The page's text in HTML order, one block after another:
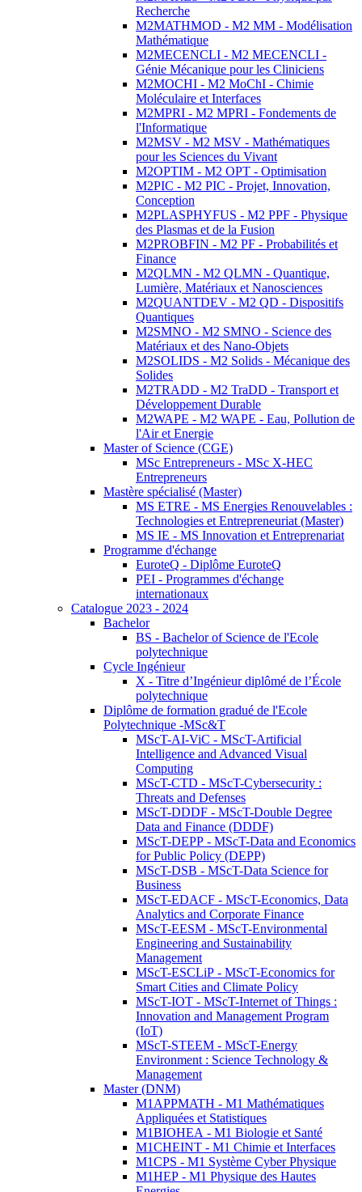
Recherche
M2MATHMOD - M2 MM - Modélisation
Mathématique
M2MECENCLI - M2 MECENCLI -
Génie Mécanique pour les Cliniciens
M2MOCHI - M2 MoChI - Chimie
Moléculaire et Interfaces
M2MPRI - M2 MPRI - Fondements de
l'Informatique
M2MSV - M2 MSV - Mathématiques
pour les Sciences du Vivant
M2OPTIM - M2 OPT - Optimisation
M2PIC - M2 PIC - Projet, Innovation,
Conception
M2PLASPHYFUS - M2 PPF - Physique
des Plasmas et de la Fusion
M2PROBFIN - M2 PF - Probabilités et
Finance
M2QLMN - M2 QLMN - Quantique,
Lumière, Matériaux et Nanosciences
M2QUANTDEV - M2 QD - Dispositifs
Quantiques
M2SMNO - M2 SMNO - Science des
Matériaux et des Nano-Objets
M2SOLIDS - M2 Solids - Mécanique des
Solides
M2TRADD - M2 TraDD - Transport et
Développement Durable
M2WAPE - M2 WAPE - Eau, Pollution de
l'Air et Energie
Master of Science (CGE)
MSc Entrepreneurs - MSc X-HEC
Entrepreneurs
Mastère spécialisé (Master)
MS ETRE - MS Energies Renouvelables :
Technologies et Entrepreneuriat (Master)
MS IE - MS Innovation et Entreprenariat
Programme d'échange
EuroteQ - Diplôme EuroteQ
PEI - Programmes d'échange
internationaux
Catalogue 2023 - 2024
Bachelor
BS - Bachelor of Science de l'Ecole
polytechnique
Cycle Ingénieur
X - Titre d’Ingénieur diplômé de l’École
polytechnique
Diplôme de formation gradué de l'Ecole
Polytechnique -MSc&T
MScT-AI-ViC - MScT-Artificial
Intelligence and Advanced Visual
Computing
MScT-CTD - MScT-Cybersecurity :
Threats and Defenses
MScT-DDDF - MScT-Double Degree
Data and Finance (DDDF)
MScT-DEPP - MScT-Data and Economics
for Public Policy (DEPP)
MScT-DSB - MScT-Data Science for
Business
MScT-EDACF - MScT-Economics, Data
Analytics and Corporate Finance
MScT-EESM - MScT-Environmental
Engineering and Sustainability
Management
MScT-ESCLiP - MScT-Economics for
Smart Cities and Climate Policy
MScT-IOT - MScT-Internet of Things :
Innovation and Management Program
(IoT)
MScT-STEEM - MScT-Energy
Environment : Science Technology &
Management
Master (DNM)
M1APPMATH - M1 Mathématiques
Appliquées et Statistiques
M1BIOHEA - M1 Biologie et Santé
M1CHEINT - M1 Chimie et Interfaces
M1CPS - M1 Système Cyber Physique
M1HEP - M1 Physique des Hautes